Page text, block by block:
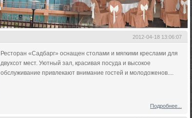
2012-04-18 13:06:07
Ресторан «Садбарг» оснащен столами и мягкими креслами для
двухсот мест. Уютный зал, красивая посуда и высокое
обслуживание привлекают внимание гостей и молодоженов....
Подробнее...